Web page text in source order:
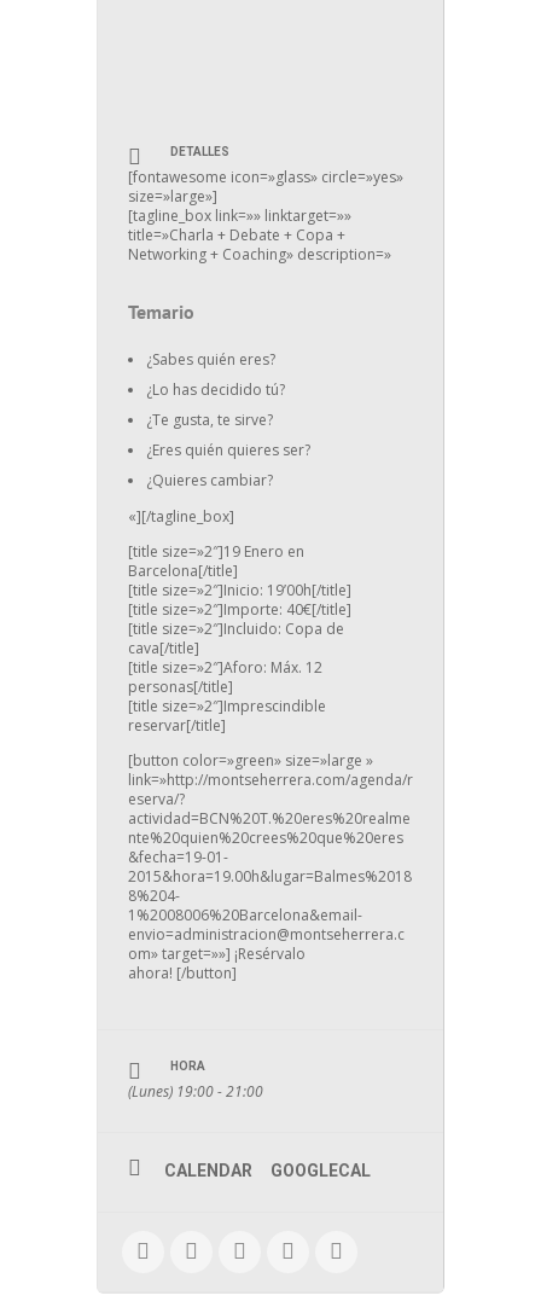
DETALLES
[fontawesome icon=»glass» circle=»yes»
size=»large»]
[tagline_box link=»» linktarget=»»
title=»Charla + Debate + Copa +
Networking + Coaching» description=»
Temario
¿Sabes quién eres?
¿Lo has decidido tú?
¿Te gusta, te sirve?
¿Eres quién quieres ser?
¿Quieres cambiar?
«][/tagline_box]
[title size=»2″]19 Enero en
Barcelona[/title]
[title size=»2″]Inicio: 19’00h[/title]
[title size=»2″]Importe: 40€[/title]
[title size=»2″]Incluido: Copa de
cava[/title]
[title size=»2″]Aforo: Máx. 12
personas[/title]
[title size=»2″]Imprescindible
reservar[/title]
[button color=»green» size=»large »
link=»http://montseherrera.com/agenda/r
eserva/?
actividad=BCN%20T.%20eres%20realme
nte%20quien%20crees%20que%20eres
&fecha=19-01-
2015&hora=19.00h&lugar=Balmes%2018
8%204-
1%2008006%20Barcelona&email-
envio=administracion@montseherrera.c
om» target=»»] ¡Resérvalo
ahora! [/button]
HORA
(Lunes) 19:00 - 21:00
CALENDAR GOOGLECAL